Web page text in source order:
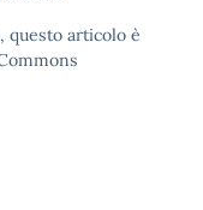
questo articolo è